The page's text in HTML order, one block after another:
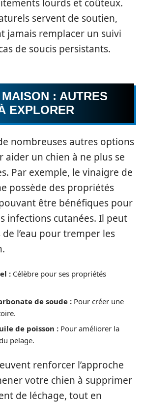
lourds et coûteux.
servent de soutien,
jamais remplacer un suivi
de soucis persistants.
: AUTRES
EXPLORER
nombreuses autres options
aider un chien à ne plus se
Par exemple, le vinaigre de
possède des propriétés
être bénéfiques pour
infections cutanées. Il peut
l’eau pour tremper les
: Célèbre pour ses propriétés
de soude : Pour créer une
de poisson : Pour améliorer la
pelage.
renforcer l’approche
votre chien à supprimer
de léchage, tout en